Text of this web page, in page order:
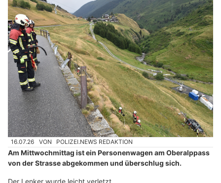
16.07.26 VON POLIZEI.NEWS REDAKTION
Am Mittwochmittag ist ein Personenwagen am Oberalppass
von der Strasse abgekommen und überschlug sich.
Der Lenker wurde leicht verletzt.